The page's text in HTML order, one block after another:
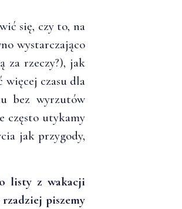
się, czy to, na
wystarczająco
za rzeczy?), jak
więcej czasu dla
bez wyrzutów
często utykamy
jak przygody,
listy z wakacji
piszemy